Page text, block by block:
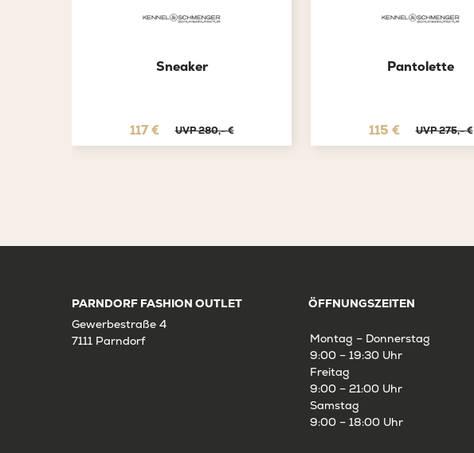
Sneaker
117 € UVP 280,- €
Pantolette
115 € UVP 275,- €
PARNDORF FASHION OUTLET
Gewerbestraße 4
7111 Parndorf
ÖFFNUNGSZEITEN
Montag – Donnerstag
9:00 – 19:30 Uhr
Freitag
9:00 – 21:00 Uhr
Samstag
9:00 – 18:00 Uhr